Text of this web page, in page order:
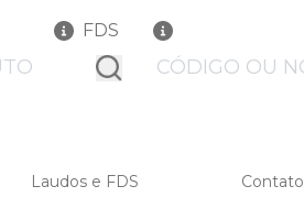
FDS
Laudos e FDS Contato